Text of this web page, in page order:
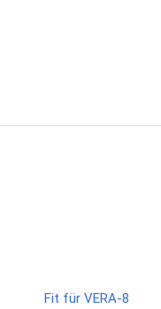
Fit für VERA-8